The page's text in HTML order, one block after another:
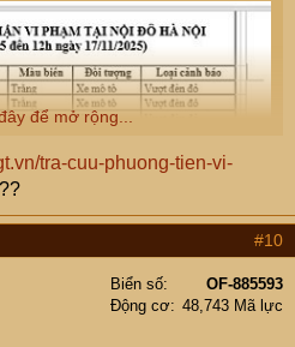
để mở rộng...
tra-cuu-phuong-tien-vi-
#10
Biển số
OF-885593
Động cơ
48,743 Mã lực